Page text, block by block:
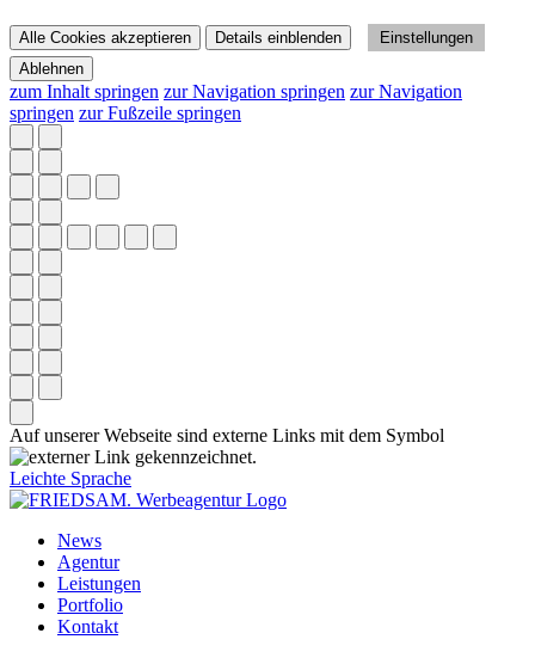
Alle Cookies akzeptieren Details einblenden
Einstellungen
Ablehnen
zum Inhalt springen zur Navigation springen zur Navigation
springen zur Fußzeile springen
Auf unserer Webseite sind externe Links mit dem Symbol
gekennzeichnet.
Leichte Sprache
News
Agentur
Leistungen
Portfolio
Kontakt